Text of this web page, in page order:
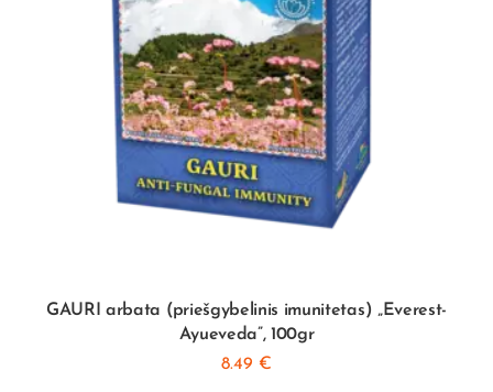
GAURI arbata (priešgybelinis imunitetas) „Everest-
Ayueveda”, 100gr
8.49 €